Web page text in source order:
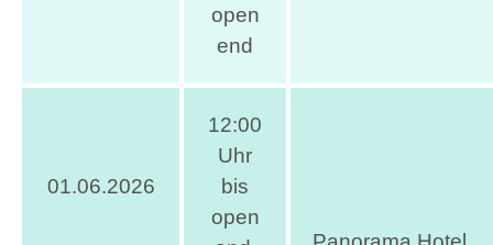
open
end
01.06.2026
12:00
Uhr
bis
open